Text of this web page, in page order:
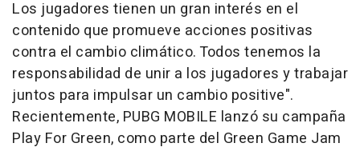
Los jugadores tienen un gran interés en el
contenido que promueve acciones positivas
contra el cambio climático. Todos tenemos la
responsabilidad de unir a los jugadores y trabajar
juntos para impulsar un cambio positive".
Recientemente, PUBG MOBILE lanzó su campaña
Play For Green, como parte del Green Game Jam